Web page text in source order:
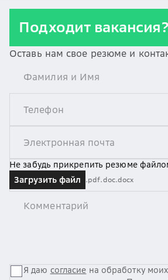
Подходит вакансия?
Оставь нам свое резюме и
Не забудь прикрепить резюме
Загрузить файл
.pdf.doc.docx
Я даю согласие на обработку